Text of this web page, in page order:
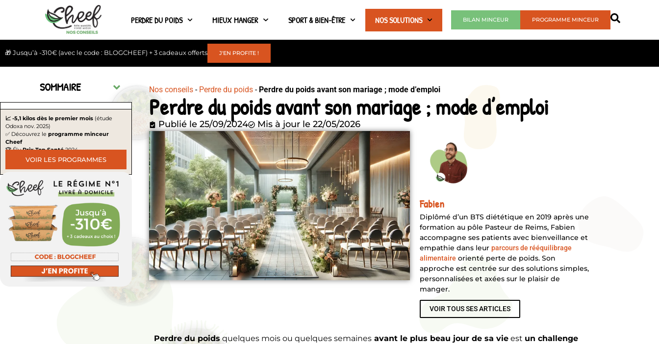
PERDRE DU POIDS MIEUX MANGER SPORT & BIEN-ÊTRE NOS SOLUTIONS BILAN MINCEUR PROGRAMME MINCEUR
🎁 Jusqu’à -310€ (avec le code : BLOGCHEEF) + 3 cadeaux offerts J'EN PROFITE !
SOMMAIRE
📈 -5,1 kilos dès le premier mois (étude
Odoxa nov. 2025)
✅ Découvrez le programme minceur
Cheef
🏆 ÉluPrix Top Santé2024
VOIR LES PROGRAMMES
Nos conseils- Perdre du poids- Perdre du poids avant son mariage ; mode d’emploi
Perdre du poids avant son mariage ; mode d’emploi
Publié le 25/09/2024 Mis à jour le 22/05/2026
Perdre du poidsquelques mois ou quelques semainesavant le plus beau jour de sa vieest un challenge
Fabien
Diplômé d’un BTS diététique en 2019 après une
formation au pôle Pasteur de Reims, Fabien
accompagne ses patients avec bienveillance et
empathie dans leurparcours de rééquilibrage
alimentaire orienté perte de poids. Son
approche est centrée sur des solutions simples,
personnalisées et axées sur le plaisir de
manger.
VOIR TOUS SES ARTICLES